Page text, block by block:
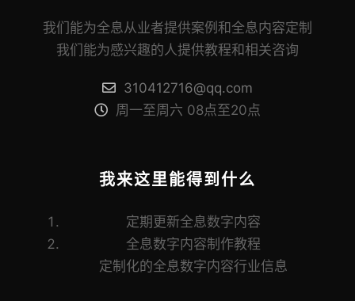
我们能为全息从业者提供案例和全息内容定制
我们能为感兴趣的人提供教程和相关咨询
310412716@qq.com
周一至周六 08点至20点
我来这里能得到什么
定期更新全息数字内容
全息数字内容制作教程
定制化的全息数字内容行业信息